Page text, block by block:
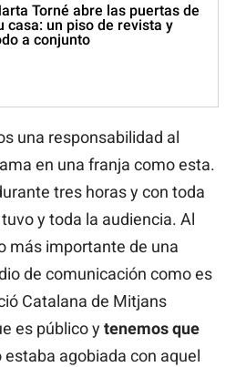
Torné abre las puertas de
casa: un piso de revista y
a conjunto
una responsabilidad al
en una franja como esta.
tres horas y con toda
y toda la audiencia. Al
más importante de una
de comunicación como es
Catalana de Mitjans
es público y tenemos que
estaba agobiada con aquel